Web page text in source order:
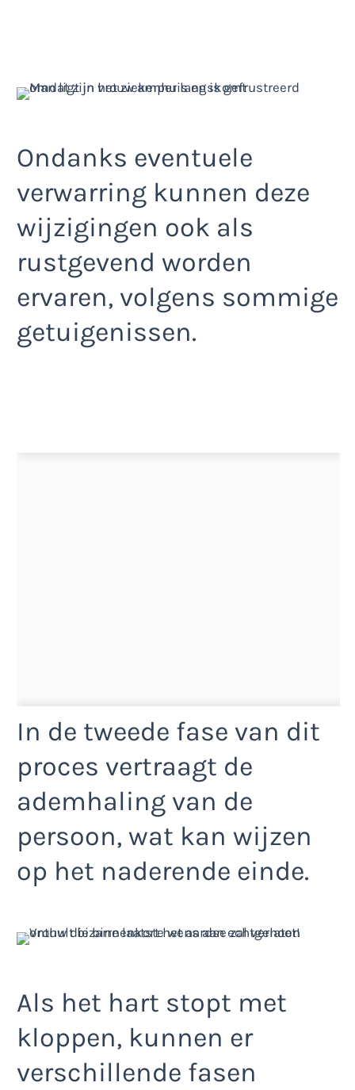
Ondanks eventuele
verwarring kunnen deze
wijzigingen ook als
rustgevend worden
ervaren, volgens sommige
getuigenissen.
In de tweede fase van dit
proces vertraagt de
ademhaling van de
persoon, wat kan wijzen
op het naderende einde.
Als het hart stopt met
kloppen, kunnen er
verschillende fasen